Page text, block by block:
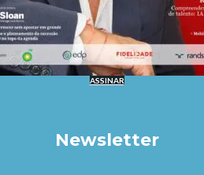
ASSINAR
Newsletter